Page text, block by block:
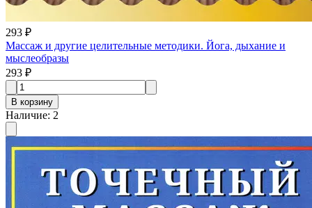
293 ₽
Массаж и другие целительные методики. Йога, дыхание и
мыслеобразы
293 ₽
В корзину
Наличие: 2